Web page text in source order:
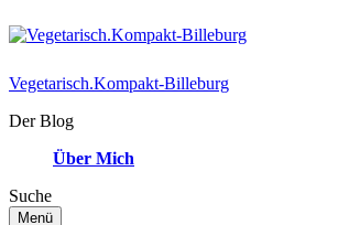
Vegetarisch.Kompakt-Billeburg
Der Blog
Über Mich
Suche
Menü